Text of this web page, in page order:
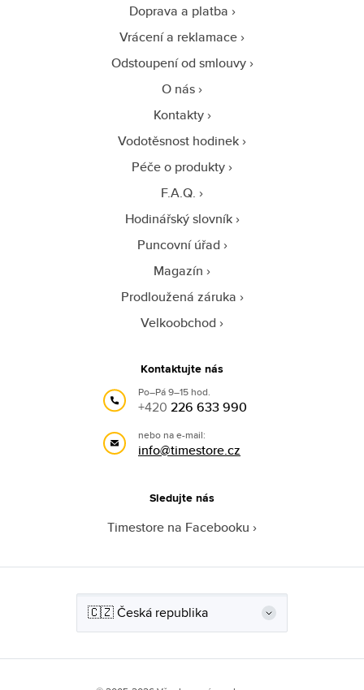
Doprava a platba
Vrácení a reklamace
Odstoupení od smlouvy
O nás
Kontakty
Vodotěsnost hodinek
Péče o produkty
F.A.Q.
Hodinářský slovník
Puncovní úřad
Magazín
Prodloužená záruka
Velkoobchod
Kontaktujte nás
Po–Pá 9–15 hod.
+420 226 633 990
nebo na e-mail:
info@timestore.cz
Sledujte nás
Timestore na Facebooku